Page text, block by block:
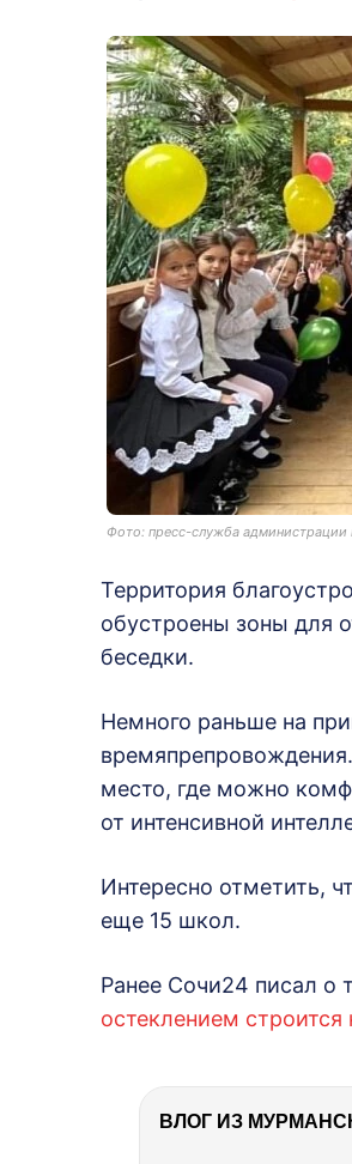
Фото: пресс-служба администрации
Территория
обустроены зоны для
беседки.
Немного раньше на
место, где можно
от интенсивной
Интересно отметить,
еще 15 школ.
Ранее Сочи24 писал о
остеклением строится
ВЛОГ ИЗ